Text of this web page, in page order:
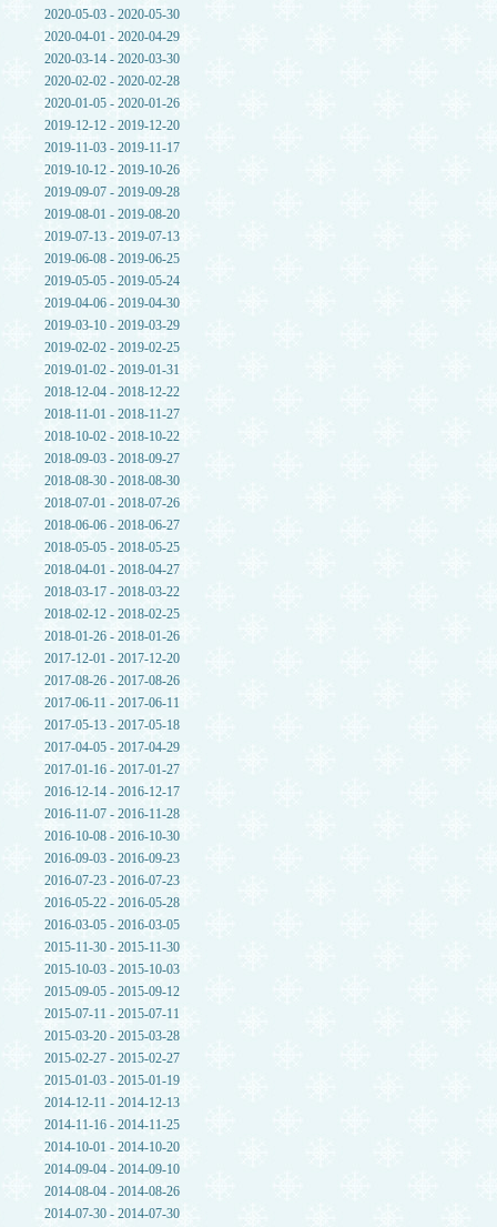
2020-05-03 - 2020-05-30
2020-04-01 - 2020-04-29
2020-03-14 - 2020-03-30
2020-02-02 - 2020-02-28
2020-01-05 - 2020-01-26
2019-12-12 - 2019-12-20
2019-11-03 - 2019-11-17
2019-10-12 - 2019-10-26
2019-09-07 - 2019-09-28
2019-08-01 - 2019-08-20
2019-07-13 - 2019-07-13
2019-06-08 - 2019-06-25
2019-05-05 - 2019-05-24
2019-04-06 - 2019-04-30
2019-03-10 - 2019-03-29
2019-02-02 - 2019-02-25
2019-01-02 - 2019-01-31
2018-12-04 - 2018-12-22
2018-11-01 - 2018-11-27
2018-10-02 - 2018-10-22
2018-09-03 - 2018-09-27
2018-08-30 - 2018-08-30
2018-07-01 - 2018-07-26
2018-06-06 - 2018-06-27
2018-05-05 - 2018-05-25
2018-04-01 - 2018-04-27
2018-03-17 - 2018-03-22
2018-02-12 - 2018-02-25
2018-01-26 - 2018-01-26
2017-12-01 - 2017-12-20
2017-08-26 - 2017-08-26
2017-06-11 - 2017-06-11
2017-05-13 - 2017-05-18
2017-04-05 - 2017-04-29
2017-01-16 - 2017-01-27
2016-12-14 - 2016-12-17
2016-11-07 - 2016-11-28
2016-10-08 - 2016-10-30
2016-09-03 - 2016-09-23
2016-07-23 - 2016-07-23
2016-05-22 - 2016-05-28
2016-03-05 - 2016-03-05
2015-11-30 - 2015-11-30
2015-10-03 - 2015-10-03
2015-09-05 - 2015-09-12
2015-07-11 - 2015-07-11
2015-03-20 - 2015-03-28
2015-02-27 - 2015-02-27
2015-01-03 - 2015-01-19
2014-12-11 - 2014-12-13
2014-11-16 - 2014-11-25
2014-10-01 - 2014-10-20
2014-09-04 - 2014-09-10
2014-08-04 - 2014-08-26
2014-07-30 - 2014-07-30